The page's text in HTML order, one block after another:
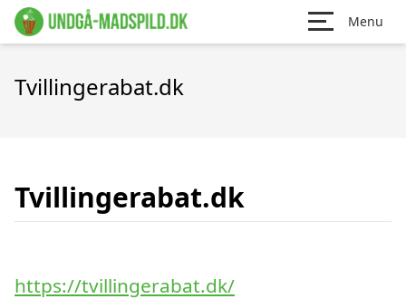
Menu
Tvillingerabat.dk
Tvillingerabat.dk
https://tvillingerabat.dk/